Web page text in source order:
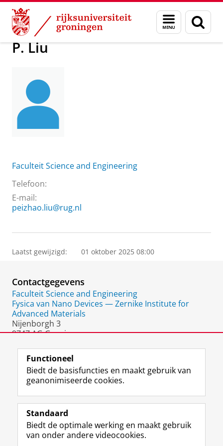
Skip
Content
Skip
Navigation
Menu
en
zoeken
Over ons Praktische zaken Waar vindt u ons P. Liu
P. Liu
Faculteit Science and Engineering
Telefoon:
E-mail:
peizhao.liu@rug.nl
Laatst gewijzigd: 01 oktober 2025 08:00
Contactgegevens
Faculteit Science and Engineering
Fysica van Nano Devices — Zernike Institute for
Advanced Materials
Nijenborgh 3
9747 AG Groningen
Volg de RUG
F
a
e
b
L
i
k
e
R
S
-
f
I
n
t
Y
o
T
Studiekiezers
Functioneel
Biedt de basisfuncties en maakt gebruik van
geanonimiseerde cookies.
Standaard
Biedt de optimale werking en maakt gebruik
van onder andere videocookies.